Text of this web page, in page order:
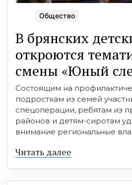
Общество
В брянских
откроются
смены «Юный
Состоящим на
подросткам из семей
спецоперации, ребятам из
районов и детям-сиротам
внимание региональные
Читать далее